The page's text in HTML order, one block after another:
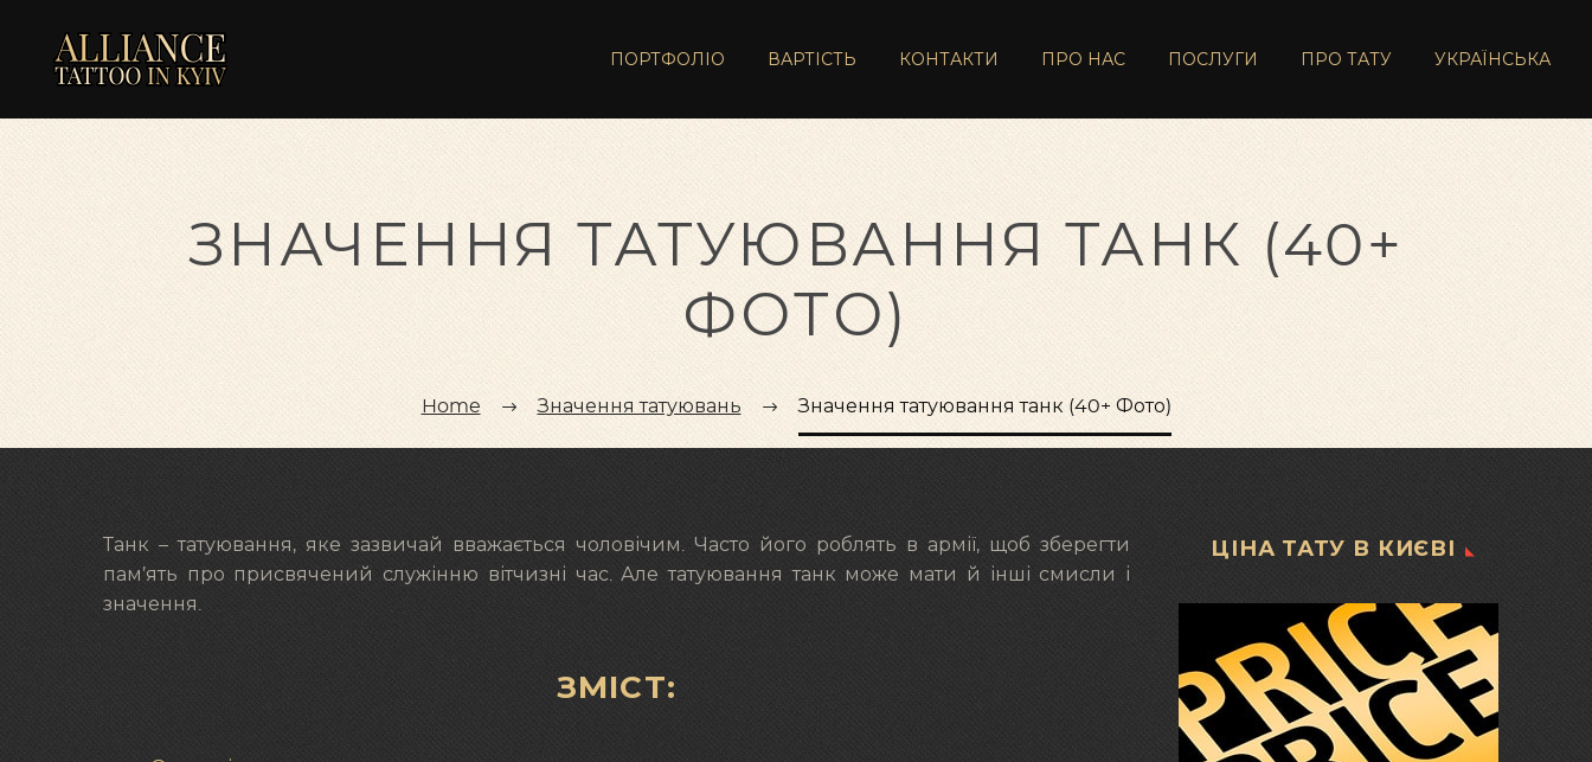
ПОРТФОЛІО ВАРТІСТЬ КОНТАКТИ ПРО НАС ПОСЛУГИ ПРО ТАТУ УКРАЇНСЬКА
ЗНАЧЕННЯ ТАТУЮВАННЯ ТАНК (40+
ФОТО)
Home Значення татуювань Значення татуювання танк (40+ Фото)
Танк – татуювання, яке зазвичай вважається чоловічим. Часто його роблять в армії, щоб зберегти
пам’ять про присвячений служінню вітчизні час. Але татуювання танк може мати й інші смисли і
значення.
ЗМІСТ:
ЦІНА ТАТУ В КИЄВІ